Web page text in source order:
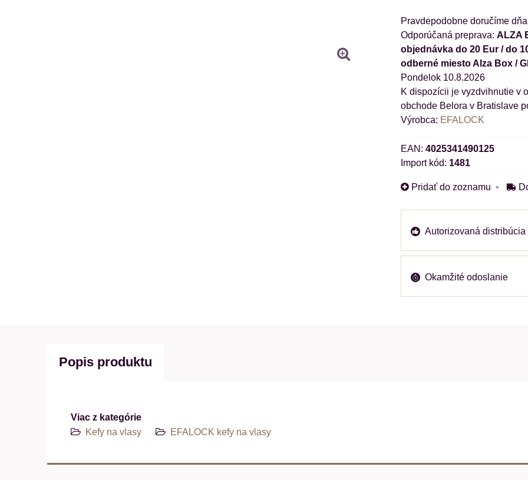
Pravdepodobne doručíme
ALZA
objednávka do 20 Eur / do
odberné miesto Alza Box /
Pondelok10.8.2026
obchode Belora v Bratislave
Výrobca: EFALOCK
EAN: 4025341490125
Import kód: 1481
Pridať do zoznamu
Autorizovaná distribúcia
Okamžité odoslanie
Popis produktu
Viac z kategórie
Kefy na vlasy
EFALOCK kefy na vlasy